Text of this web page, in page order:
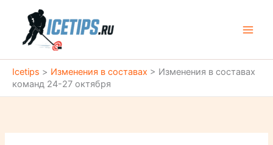
содержимому
Icetips > Изменения в составах > Изменения в составах
команд 24-27 октября